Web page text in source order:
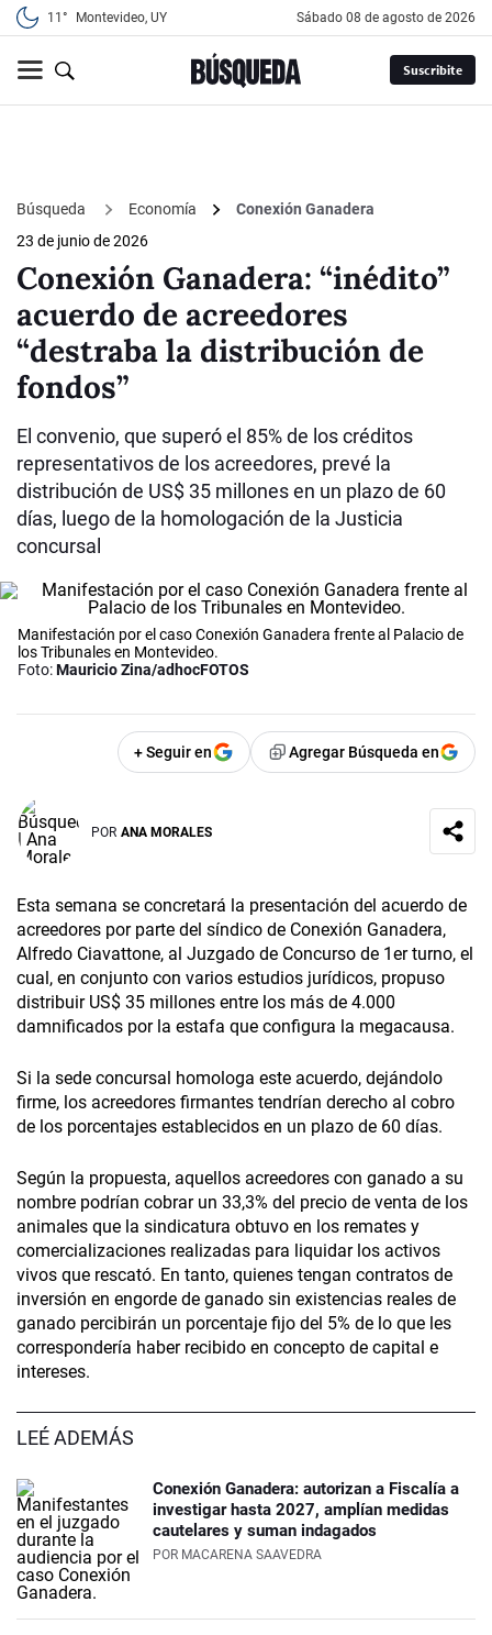
11° Montevideo, UY sábado 08 de agosto de 2026
Suscribite
Búsqueda Economía
Conexión Ganadera
23 de junio de 2026
Conexión Ganadera: “inédito”
acuerdo de acreedores
“destraba la distribución de
fondos”
El convenio, que superó el 85% de los créditos
representativos de los acreedores, prevé la
distribución de US$ 35 millones en un plazo de 60
días, luego de la homologación de la Justicia
concursal
Manifestación por el caso Conexión Ganadera frente al Palacio de
los Tribunales en Montevideo.
Foto:Mauricio Zina/adhocFOTOS
+ Seguir en Agregar Búsqueda en
POR ANA MORALES
Esta semana se concretará la presentación del acuerdo de
acreedores por parte del síndico de Conexión Ganadera,
Alfredo Ciavattone, al Juzgado de Concurso de 1er turno, el
cual, en conjunto con varios estudios jurídicos, propuso
distribuir US$ 35 millones entre los más de 4.000
damnificados por la estafa que configura la megacausa.
Si la sede concursal homologa este acuerdo, dejándolo
firme, los acreedores firmantes tendrían derecho al cobro
de los porcentajes establecidos en un plazo de 60 días.
Según la propuesta, aquellos acreedores con ganado a su
nombre podrían cobrar un 33,3% del precio de venta de los
animales que la sindicatura obtuvo en los remates y
comercializaciones realizadas para liquidar los activos
vivos que rescató. En tanto, quienes tengan contratos de
inversión en engorde de ganado sin existencias reales de
ganado percibirán un porcentaje fijo del 5% de lo que les
correspondería haber recibido en concepto de capital e
intereses.
LEÉ ADEMÁS
Conexión Ganadera: autorizan a Fiscalía a
investigar hasta 2027, amplían medidas
cautelares y suman indagados
POR MACARENA SAAVEDRA